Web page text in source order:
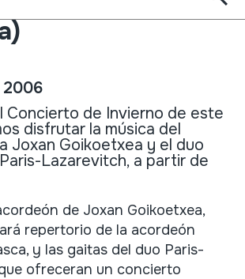
Concierto de Invierno de este
disfrutar la música del
Joxan Goikoetxea y el duo
Lazarevitch, a partir de
de Joxan Goikoetxea,
repertorio de la acordeón
y las gaitas del duo Paris-
ofreceran un concierto